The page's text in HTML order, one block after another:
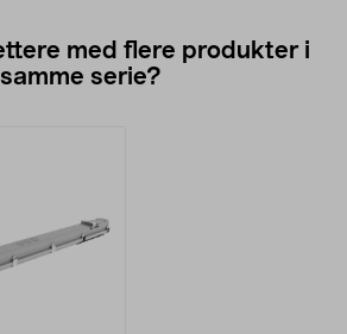
med flere produkter i
samme serie?